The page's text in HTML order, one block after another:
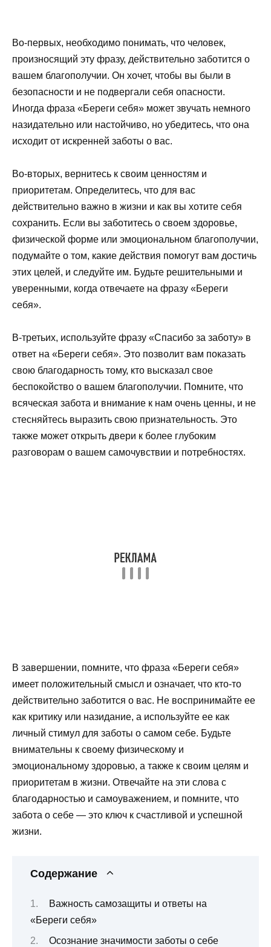
Во-первых, необходимо понимать, что человек,
произносящий эту фразу, действительно заботится о
вашем благополучии. Он хочет, чтобы вы были в
безопасности и не подвергали себя опасности.
Иногда фраза «Береги себя» может звучать немного
назидательно или настойчиво, но убедитесь, что она
исходит от искренней заботы о вас.
Во-вторых, вернитесь к своим ценностям и
приоритетам. Определитесь, что для вас
действительно важно в жизни и как вы хотите себя
сохранить. Если вы заботитесь о своем здоровье,
физической форме или эмоциональном благополучии,
подумайте о том, какие действия помогут вам достичь
этих целей, и следуйте им. Будьте решительными и
уверенными, когда отвечаете на фразу «Береги
себя».
В-третьих, используйте фразу «Спасибо за заботу» в
ответ на «Береги себя». Это позволит вам показать
свою благодарность тому, кто высказал свое
беспокойство о вашем благополучии. Помните, что
всяческая забота и внимание к нам очень ценны, и не
стесняйтесь выразить свою признательность. Это
также может открыть двери к более глубоким
разговорам о вашем самочувствии и потребностях.
В завершении, помните, что фраза «Береги себя»
имеет положительный смысл и означает, что кто-то
действительно заботится о вас. Не воспринимайте ее
как критику или назидание, а используйте ее как
личный стимул для заботы о самом себе. Будьте
внимательны к своему физическому и
эмоциональному здоровью, а также к своим целям и
приоритетам в жизни. Отвечайте на эти слова с
благодарностью и самоуважением, и помните, что
забота о себе — это ключ к счастливой и успешной
жизни.
Содержание
Важность самозащиты и ответы на
«Береги себя»
Осознание значимости заботы о себе